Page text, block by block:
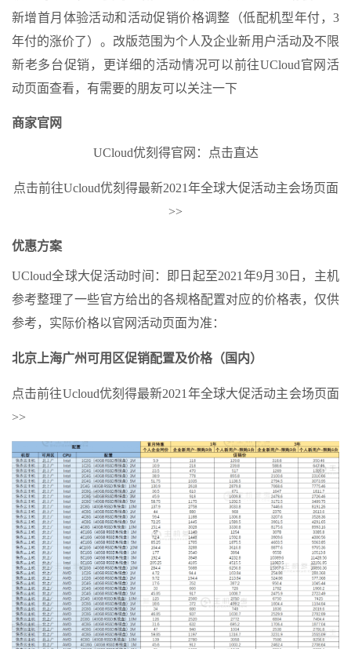
新增首月体验活动和活动促销价格调整（低配机型年付，3
年付的涨价了）。改版范围为个人及企业新用户活动及不限
新老多台促销，更详细的活动情况可以前往UCloud官网活
动页面查看，有需要的朋友可以关注一下
商家官网
UCloud优刻得官网：点击直达
点击前往Ucloud优刻得最新2021年全球大促活动主会场页面
>>
优惠方案
UCloud全球大促活动时间：即日起至2021年9月30日，主机
参考整理了一些官方给出的各规格配置对应的价格表，仅供
参考，实际价格以官网活动页面为准：
北京上海广州可用区促销配置及价格（国内）
点击前往Ucloud优刻得最新2021年全球大促活动主会场页面
>>